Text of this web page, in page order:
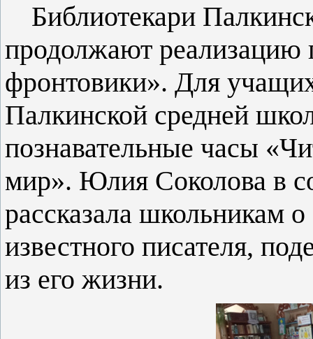
Библиотекари
продолжают реализацию
фронтовики». Для
Палкинской средней
познавательные часы
мир». Юлия Соколова в
рассказала школьникам
известного писателя,
из его жизни.